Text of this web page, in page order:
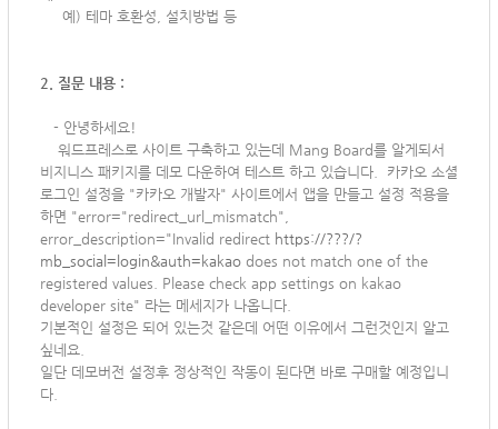
예) 테마 호환성, 설치방법 등
2. 질문 내용 :
- 안녕하세요!
워드프레스로 사이트 구축하고 있는데 Mang Board를 알게되서
비지니스 패키지를 데모 다운하여 테스트 하고 있습니다. 카카오 소셜
로그인 설정을 "카카오 개발자" 사이트에서 앱을 만들고 설정 적용을
하면 "error="redirect_url_mismatch",
error_description="Invalid redirect https://???/?
mb_social=login&auth=kakao does not match one of the
registered values. Please check app settings on kakao
developer site" 라는 메세지가 나옵니다.
기본적인 설정은 되어 있는것 같은데 어떤 이유에서 그런것인지 알고
싶네요.
일단 데모버전 설정후 정상적인 작동이 된다면 바로 구매할 예정입니
다.